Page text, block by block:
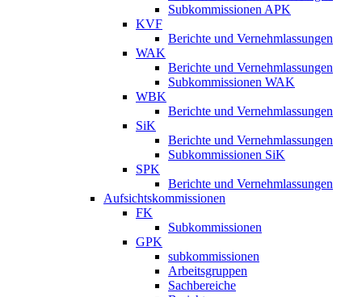
Subkommissionen APK
KVF
Berichte und Vernehmlassungen
WAK
Berichte und Vernehmlassungen
Subkommissionen WAK
WBK
Berichte und Vernehmlassungen
SiK
Berichte und Vernehmlassungen
Subkommissionen SiK
SPK
Berichte und Vernehmlassungen
Aufsichtskommissionen
FK
Subkommissionen
GPK
subkommissionen
Arbeitsgruppen
Sachbereiche